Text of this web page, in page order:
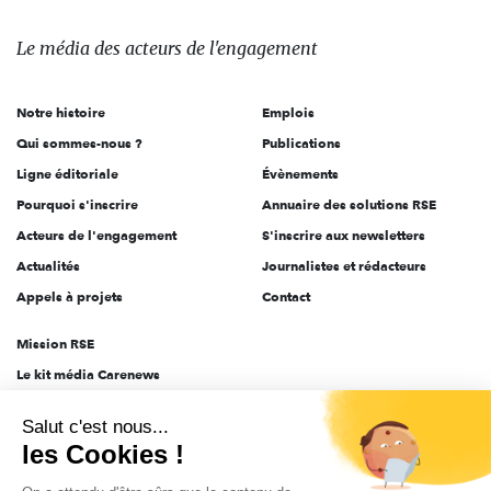
des
l'engagement
Le média des acteurs de l'engagement
Notre histoire
Qui sommes-nous ?
Ligne éditoriale
Pourquoi s'inscrire
Acteurs de l'engagement
Actualités
Appels à projets
Emplois
Publications
Évènements
Annuaire des solutions RSE
S'inscrire aux newsletters
Journalistes et rédacteurs
Contact
Mission RSE
Le kit média Carenews
AEF info
Novethic
Salut c'est nous...
les Cookies !